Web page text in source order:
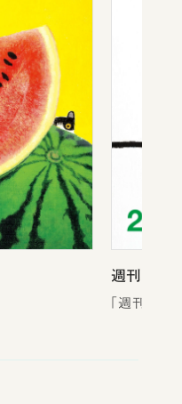
週刊新潮
「週刊新潮